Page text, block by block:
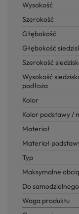
Wysokość
Szerokość
Głębokość
Głębokość
Szerokość
Wysokość
podłoża
Kolor
Kolor podstawy /
Materiał
Materiał
Typ
Maksymalne
Do
Waga produktu